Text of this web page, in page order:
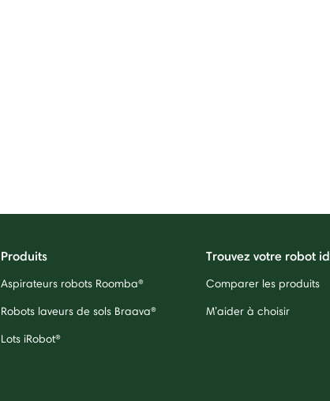
Produits
Aspirateurs robots Roomba®
Robots laveurs de sols Braava®
Lots iRobot®
Trouvez votre robot
Comparer les produits
M’aider à choisir